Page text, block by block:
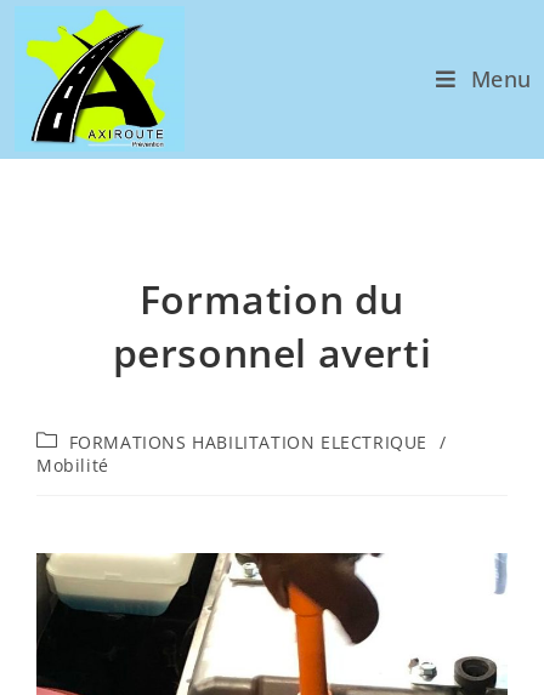
Menu
Formation du
personnel averti
FORMATIONS HABILITATION ELECTRIQUE​
/
Mobilité